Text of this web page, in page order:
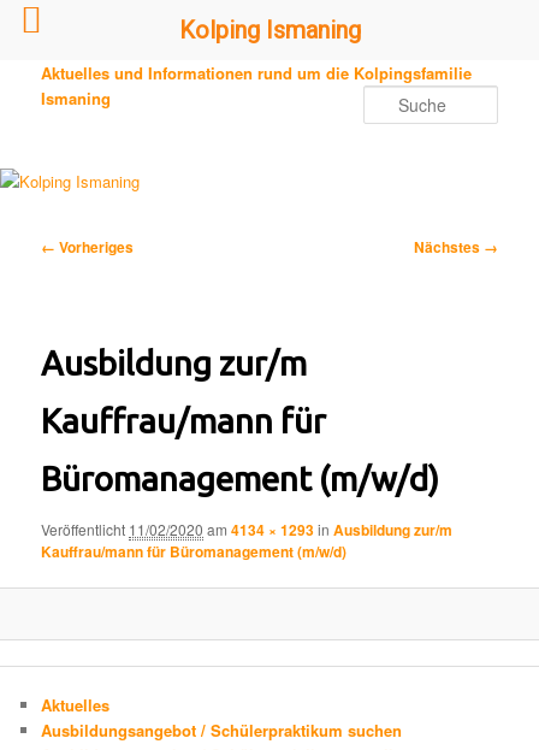
primären
Aktuelles und Informationen rund um die Kolpingsfamilie
Ismaning
Bilder-
← Vorheriges Nächstes →
Ausbildung zur/m
Kauffrau/mann für
Büromanagement (m/w/d)
Veröffentlicht 11/02/2020 am4134 × 1293inAusbildung zur/m
Kauffrau/mann für Büromanagement (m/w/d)
Aktuelles
Ausbildungsangebot / Schülerpraktikum suchen
Kolping Ismaning